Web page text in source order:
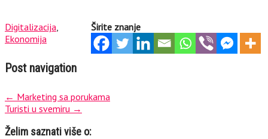
Širite znanje
Digitalizacija
Ekonomija
Post navigation
← Marketing sa porukama
Turisti u svemiru →
Želim saznati više o: